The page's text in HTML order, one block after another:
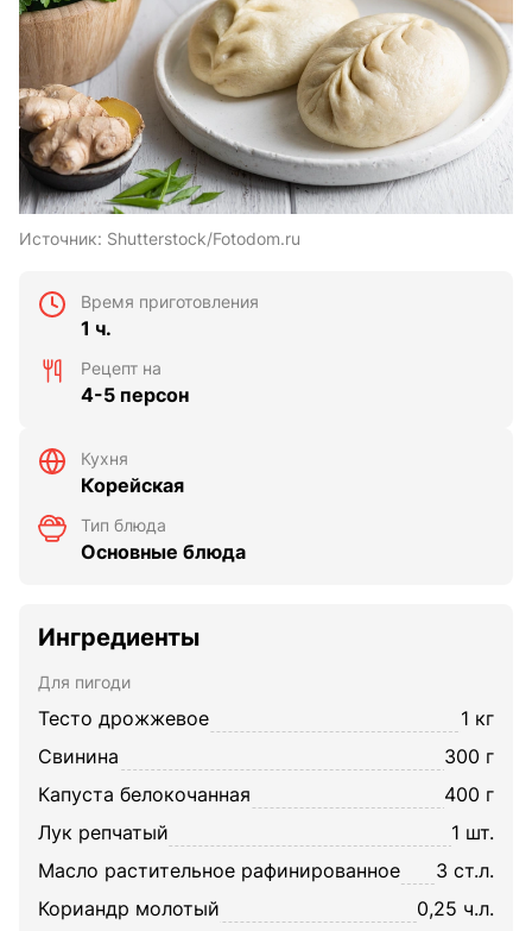
Источник: Shutterstock/Fotodom.ru
Время приготовления
1 ч.
Рецепт на
4-5 персон
Кухня
Корейская
Тип блюда
Основные блюда
Ингредиенты
Для пигоди
тесто дрожжевое
1 кг
свинина
300 г
капуста белокочанная
400 г
лук репчатый
1 шт.
масло растительное рафинированное
3 ст.л.
кориандр молотый
0,25 ч.л.